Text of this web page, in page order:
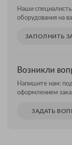
Наши
оборудования на
ЗАПОЛНИТЬ
Возникли
Напишите нам:
оформлением
ЗАДАТЬ